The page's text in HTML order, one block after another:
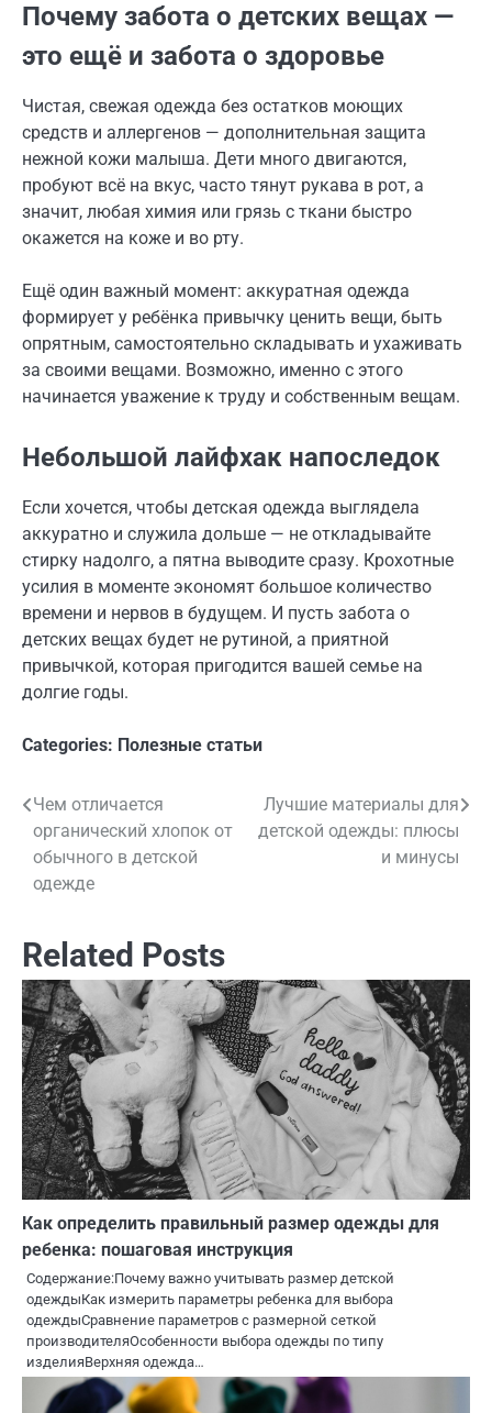
Почему забота о детских вещах —
это ещё и забота о здоровье
Чистая, свежая одежда без остатков моющих
средств и аллергенов — дополнительная защита
нежной кожи малыша. Дети много двигаются,
пробуют всё на вкус, часто тянут рукава в рот, а
значит, любая химия или грязь с ткани быстро
окажется на коже и во рту.
Ещё один важный момент: аккуратная одежда
формирует у ребёнка привычку ценить вещи, быть
опрятным, самостоятельно складывать и ухаживать
за своими вещами. Возможно, именно с этого
начинается уважение к труду и собственным вещам.
Небольшой лайфхак напоследок
Если хочется, чтобы детская одежда выглядела
аккуратно и служила дольше — не откладывайте
стирку надолго, а пятна выводите сразу. Крохотные
усилия в моменте экономят большое количество
времени и нервов в будущем. И пусть забота о
детских вещах будет не рутиной, а приятной
привычкой, которая пригодится вашей семье на
долгие годы.
Categories: Полезные статьи
Навигация
по
записям
Чем отличается
органический хлопок от
обычного в детской
одежде
Лучшие материалы для
детской одежды: плюсы
и минусы
Related Posts
Как определить правильный размер одежды для
ребенка: пошаговая инструкция
Содержание:Почему важно учитывать размер детской
одеждыКак измерить параметры ребенка для выбора
одеждыСравнение параметров с размерной сеткой
производителяОсобенности выбора одежды по типу
изделияВерхняя одежда…